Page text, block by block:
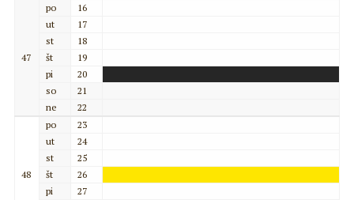
47
po
16
ut
17
st
18
št
19
pi
20
so
21
ne
22
48
po
23
ut
24
st
25
št
26
pi
27